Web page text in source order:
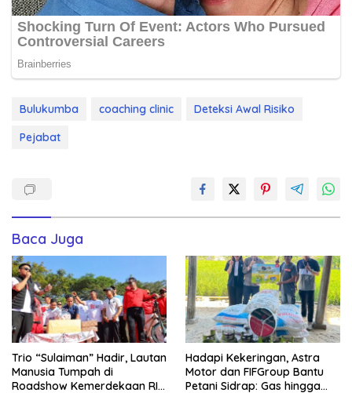
Bulukumba coaching clinic
Deteksi Awal Risiko
Pejabat
Baca Juga
Trio “Sulaiman” Hadir, Lautan
Manusia Tumpah di
Roadshow Kemerdekaan RI
Hadapi Kekeringan, Astra
Motor dan FIFGroup Bantu
Petani Sidrap: Gas hingga